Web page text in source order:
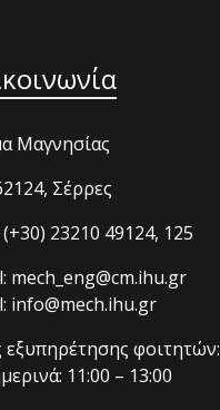
Μαγνησίας
Σέρρες
23210 49124, 125
mech_eng@cm.ihu.gr
info@mech.ihu.gr
φοιτητών:
11:00 – 13:00